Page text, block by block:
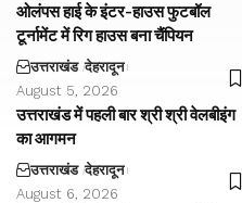
ओलंपस हाई के इंटर-हाउस फुटबॉल
टूर्नामेंट में रिग हाउस बना चैंपियन
उत्तराखंड देहरादून
August 5, 2026
उत्तराखंड में पहली बार श्री श्री वेलबीइंग
का आगमन
उत्तराखंड देहरादून
August 6, 2026